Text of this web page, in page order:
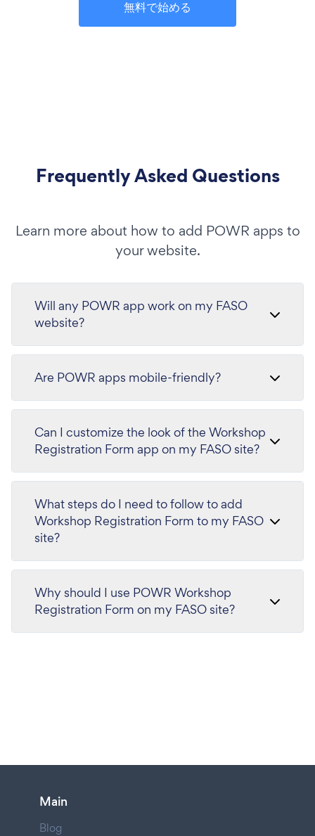
無料で始める
Frequently Asked Questions
Learn more about how to add POWR apps to
your website.
Will any POWR app work on my FASO
website?
Are POWR apps mobile-friendly?
Can I customize the look of the Workshop
Registration Form app on my FASO site?
What steps do I need to follow to add
Workshop Registration Form to my FASO
site?
Why should I use POWR Workshop
Registration Form on my FASO site?
Main
Blog